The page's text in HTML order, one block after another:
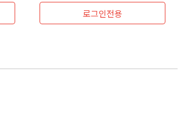
로그인전용